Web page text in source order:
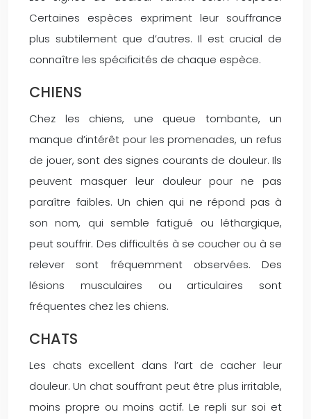
Certaines espèces expriment leur souffrance
plus subtilement que d’autres. Il est crucial de
connaître les spécificités de chaque espèce.
CHIENS
Chez les chiens, une queue tombante, un
manque d’intérêt pour les promenades, un refus
de jouer, sont des signes courants de douleur. Ils
peuvent masquer leur douleur pour ne pas
paraître faibles. Un chien qui ne répond pas à
son nom, qui semble fatigué ou léthargique,
peut souffrir. Des difficultés à se coucher ou à se
relever sont fréquemment observées. Des
lésions musculaires ou articulaires sont
fréquentes chez les chiens.
CHATS
Les chats excellent dans l’art de cacher leur
douleur. Un chat souffrant peut être plus irritable,
moins propre ou moins actif. Le repli sur soi et